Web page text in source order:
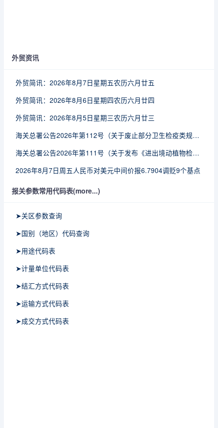
外贸资讯
外贸简讯：2026年8月7日星期五农历六月廿五
外贸简讯：2026年8月6日星期四农历六月廿四
外贸简讯：2026年8月5日星期三农历六月廿三
海关总署公告2026年第112号（关于废止部分卫生检疫类规范性文件的公告）
海关总署公告2026年第111号（关于发布《进出境动植物检疫处理监督管理工作规定》《进出境卫生处理监督管理工作规定》的公告）
2026年8月7日周五人民币对美元中间价报6.7904调贬9个基点
报关参数常用代码表(more...)
➤关区参数查询
➤国别（地区）代码查询
➤用途代码表
➤计量单位代码表
➤结汇方式代码表
➤运输方式代码表
➤成交方式代码表